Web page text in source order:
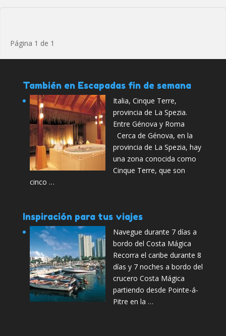
Página 1 de 1
También en Escapadas fin de semana
Italia, Cinque Terre,
provincia de La Spezia.
Entre Génova y Roma
Cerca de Génova, en la
provincia de La Spezia, hay
una zona conocida como
Cinque Terre, que son
cinco …
Inspiración para tus viajes
Navegue durante 7 días a
bordo del Costa Mágica
Recorra el caribe durante 8
días y 7 noches a bordo del
crucero Costa Mágica
partiendo desde Pointe-á-
Pitre en la …